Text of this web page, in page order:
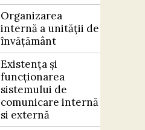
Organizarea
internă a unității de
învățământ
Existența și
funcționarea
sistemului de
comunicare internă
si externă